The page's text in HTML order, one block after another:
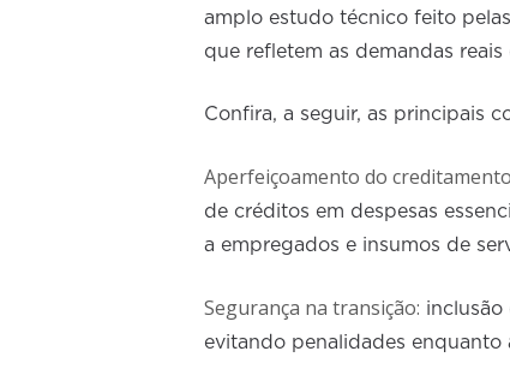
amplo estudo técnico feito
que refletem as demandas
Confira, a seguir, as principais
Aperfeiçoamento do
de créditos em despesas
a empregados e insumos de
Segurança na transição: inclusão
evitando penalidades enquanto